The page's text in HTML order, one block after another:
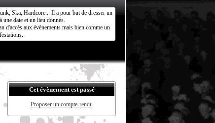
Ska, Hardcore... Il a pour but de dresser un
une date et un lieu donnés.
d'accès aux évènements mais bien comme un
Cet évènement est passé
Proposer un compte-rendu